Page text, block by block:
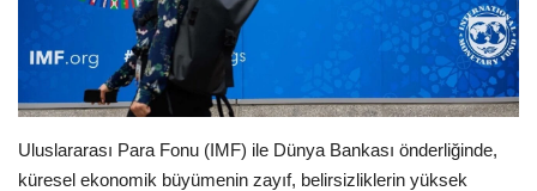
İngiltere
Videolar
Uluslararası Para Fonu (IMF) ile Dünya Bankası önderliğinde,
küresel ekonomik büyümenin zayıf, belirsizliklerin yüksek